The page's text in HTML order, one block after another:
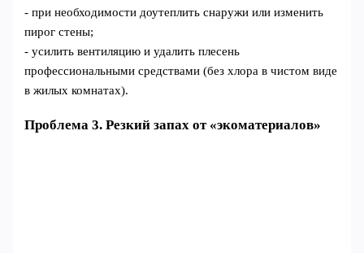
- при необходимости доутеплить снаружи или изменить
пирог стены;
- усилить вентиляцию и удалить плесень
профессиональными средствами (без хлора в чистом виде
в жилых комнатах).
Проблема 3. Резкий запах от «экоматериалов»